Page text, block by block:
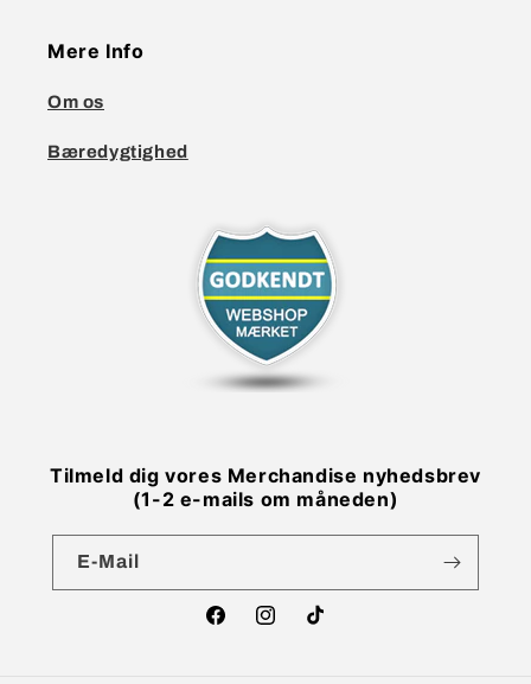
Mere Info
Om os
Bæredygtighed
Tilmeld dig vores Merchandise nyhedsbrev
(1-2 e-mails om måneden)
E-Mail
FacebookInstagramTikTok